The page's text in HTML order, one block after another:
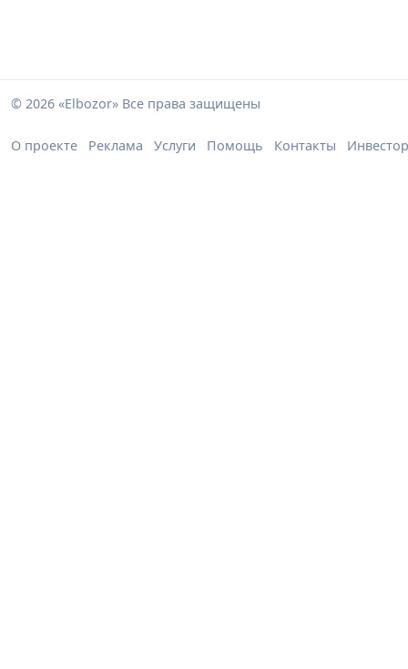
© 2026 «Elbozor» Все права защищены
О проекте Реклама Услуги Помощь Контакты